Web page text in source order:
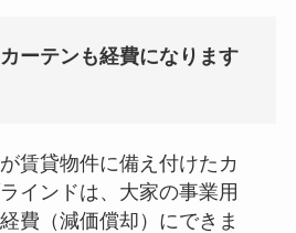
ーテンも経費になります
賃貸物件に備え付けたカ
インドは、大家の事業用
費（減価償却）にできま